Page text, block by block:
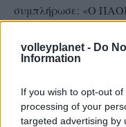
volleyplanet - Do
Information
If you wish to opt-out
processing of your
targeted advertising by
συμπλήρωσε: «Ο
στον τελικό των
δεν ξέρω ποια ομάδα
TAGS
#ΠΑΟΚ